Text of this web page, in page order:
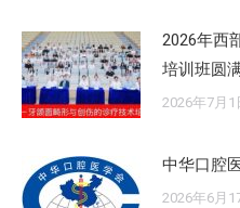
2026年西
培训班圆
2026年7月1
中华口腔
2026年6月